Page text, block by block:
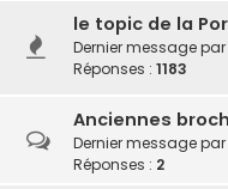
le topic de la
Dernier message par
Réponses : 1183
Anciennes
Dernier message par
Réponses : 2